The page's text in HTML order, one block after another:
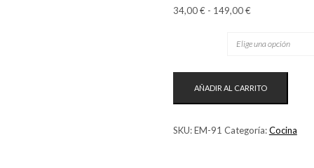
34,00€ - 149,00€Rango
precios:
34,00 €
hasta
149,00 €
VERANO
CANTIDAD
AÑADIR AL CARRITO
SKU:EM-91 Categoría:Cocina